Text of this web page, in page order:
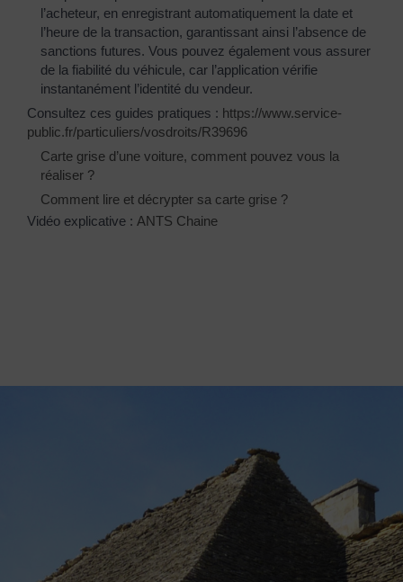
l’acheteur, en enregistrant automatiquement la date et
l’heure de la transaction, garantissant ainsi l’absence de
sanctions futures. Vous pouvez également vous assurer
de la fiabilité du véhicule, car l’application vérifie
instantanément l’identité du vendeur.
Consultez ces guides pratiques : https://www.service-
public.fr/particuliers/vosdroits/R39696
Carte grise d’une voiture, comment pouvez vous la
réaliser ?
Comment lire et décrypter sa carte grise ?
Vidéo explicative : ANTS Chaine